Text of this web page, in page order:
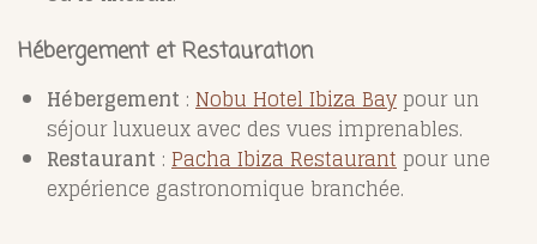
Hébergement et Restauration
Hébergement : Nobu Hotel Ibiza Bay pour un
séjour luxueux avec des vues imprenables.
Restaurant : Pacha Ibiza Restaurant pour une
expérience gastronomique branchée.